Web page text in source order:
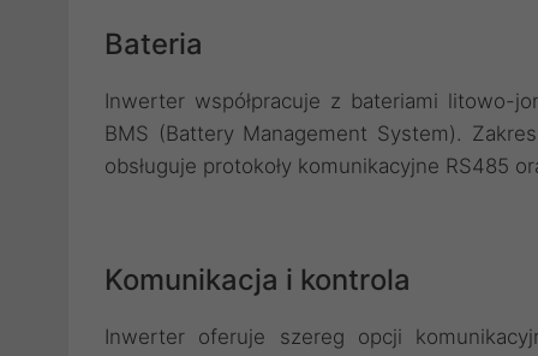
Bateria
Inwerter współpracuje z bateriami litowo-
BMS (Battery Management System).
obsługuje protokoły komunikacyjne RS485
Komunikacja i kontrola
Inwerter oferuje szereg opcji